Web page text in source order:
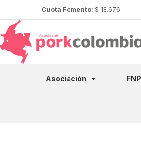
Cuota Fomento: $ 18.676
Asociación FNP